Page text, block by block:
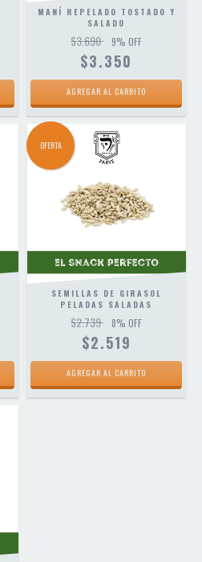
MANÍ REPELADO TOSTADO Y
SALADO
$3.690 9% OFF
$3.350
AGREGAR AL CARRITO
OFERTA
SEMILLAS DE GIRASOL
PELADAS SALADAS
$2.739 8% OFF
$2.519
AGREGAR AL CARRITO